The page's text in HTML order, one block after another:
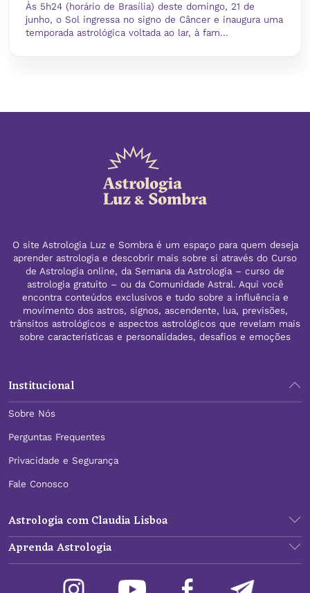
Às 5h24 (horário de Brasília) deste domingo, 21 de
junho, o Sol ingressa no signo de Câncer e inaugura uma
temporada astrológica voltada ao lar, à fam...
O site Astrologia Luz e Sombra é um espaço para quem deseja
aprender astrologia e descobrir mais sobre si através do Curso
de Astrologia online, da Semana da Astrologia – curso de
astrologia gratuito – ou da Comunidade Astral. Aqui você
encontra conteúdos exclusivos e tudo sobre a influência e
movimento dos astros, signos, ascendente, lua, previsões,
trânsitos astrológicos e aspectos astrológicos que revelam mais
sobre características e personalidades, desafios e emoções
Institucional
Sobre Nós
Perguntas Frequentes
Privacidade e Segurança
Fale Conosco
Astrologia com Claudia Lisboa
Aprenda Astrologia